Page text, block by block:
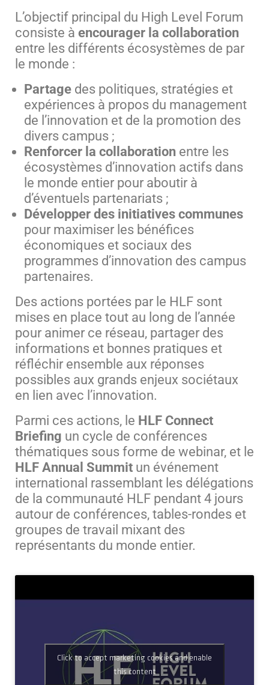
L’objectif principal du High Level Forum
consiste à encourager la collaboration
entre les différents écosystèmes de par
le monde :
Partage des politiques, stratégies et
expériences à propos du management
de l’innovation et de la promotion des
divers campus ;
Renforcer la collaboration entre les
écosystèmes d’innovation actifs dans
le monde entier pour aboutir à
d’éventuels partenariats ;
Développer des initiatives communes
pour maximiser les bénéfices
économiques et sociaux des
programmes d’innovation des campus
partenaires.
Des actions portées par le HLF sont
mises en place tout au long de l’année
pour animer ce réseau, partager des
informations et bonnes pratiques et
réfléchir ensemble aux réponses
possibles aux grands enjeux sociétaux
en lien avec l’innovation.
Parmi ces actions, le HLF Connect
Briefing un cycle de conférences
thématiques sous forme de webinar, et le
HLF Annual Summit un événement
international rassemblant les délégations
de la communauté HLF pendant 4 jours
autour de conférences, tables-rondes et
groupes de travail mixant des
représentants du monde entier.
Click to accept marketing cookies and enable
this content